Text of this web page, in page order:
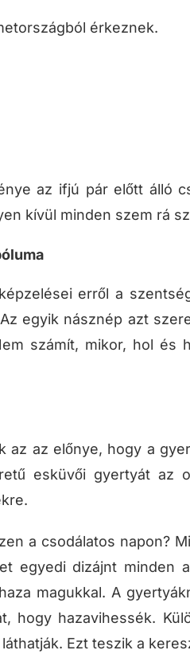
érkeznek.
az ifjú pár előtt álló
kívül minden szem rá
erről a
egyik násznép azt
számít, mikor, hol és
az az előnye, hogy a
esküvői gyertyát az
a csodálatos napon?
egyedi dizájnt minden
magukkal. A
hogy hazavihessék.
Ezt teszik a